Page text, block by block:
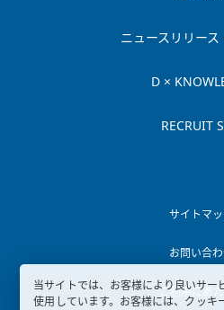
ニュースリリー
D ×
RECRUIT
サイトマ
お問い合
ご利用にあ
当サイトでは、お客様により良いサー
使用しています。お客様には、クッキ